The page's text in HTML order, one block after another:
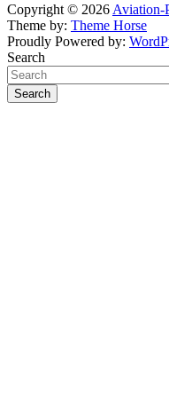
Copyright © 2026 Aviation-
Theme by: Theme Horse
Proudly Powered by:
Search
Search